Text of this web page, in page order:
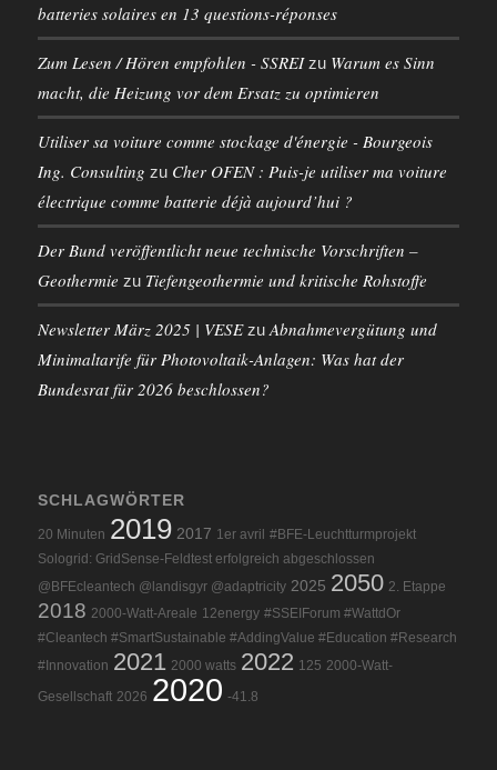
batteries solaires en 13 questions-réponses
Zum Lesen / Hören empfohlen - SSREIzu Warum es Sinn
macht, die Heizung vor dem Ersatz zu optimieren
Utiliser sa voiture comme stockage d'énergie - Bourgeois
Ing. Consulting zu Cher OFEN : Puis-je utiliser ma voiture
électrique comme batterie déjà aujourd’hui ?
Der Bund veröffentlicht neue technische Vorschriften –
Geothermie zu Tiefengeothermie und kritische Rohstoffe
Newsletter März 2025 | VESEzu Abnahmevergütung und
Minimaltarife für Photovoltaik-Anlagen: Was hat der
Bundesrat für 2026 beschlossen?
SCHLAGWÖRTER
20 Minuten 2019 2017 1er avril #BFE-Leuchtturmprojekt
Sologrid: GridSense-Feldtest erfolgreich abgeschlossen
@BFEcleantech @landisgyr @adaptricity 2025 2050 2. Etappe
2018 2000-Watt-Areale 12energy #SSEIForum #WattdOr
#Cleantech #SmartSustainable #AddingValue #Education #Research
#Innovation 2021 2000 watts 2022 125 2000-Watt-
Gesellschaft 2026 2020 -41.8